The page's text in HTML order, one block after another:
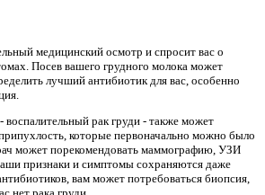
медицинский осмотр и спросит вас о
Посев вашего грудного молока может
лучший антибиотик для вас, особенно
воспалительный рак груди - также может
которые первоначально можно было
может порекомендовать маммографию, УЗИ
признаки и симптомы сохраняются даже
вам может потребоваться биопсия,